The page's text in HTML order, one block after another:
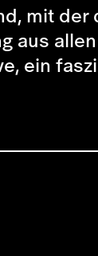
mit
aus
ein